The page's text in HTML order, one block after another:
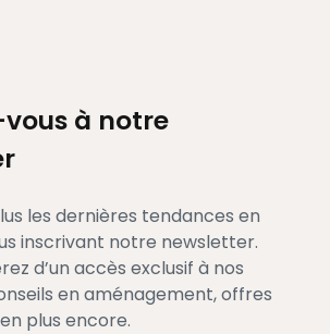
à notre
les dernières tendances en
inscrivant notre newsletter.
d’un accès exclusif à nos
en aménagement, offres
plus encore.